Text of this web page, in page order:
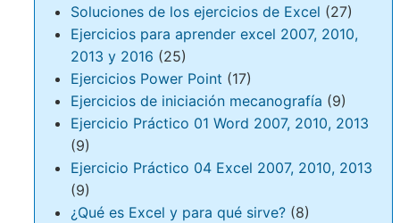
Soluciones de los ejercicios de Excel (27)
Ejercicios para aprender excel 2007, 2010,
2013 y 2016 (25)
Ejercicios Power Point (17)
Ejercicios de iniciación mecanografía (9)
Ejercicio Práctico 01 Word 2007, 2010, 2013
(9)
Ejercicio Práctico 04 Excel 2007, 2010, 2013
(9)
¿Qué es Excel y para qué sirve? (8)